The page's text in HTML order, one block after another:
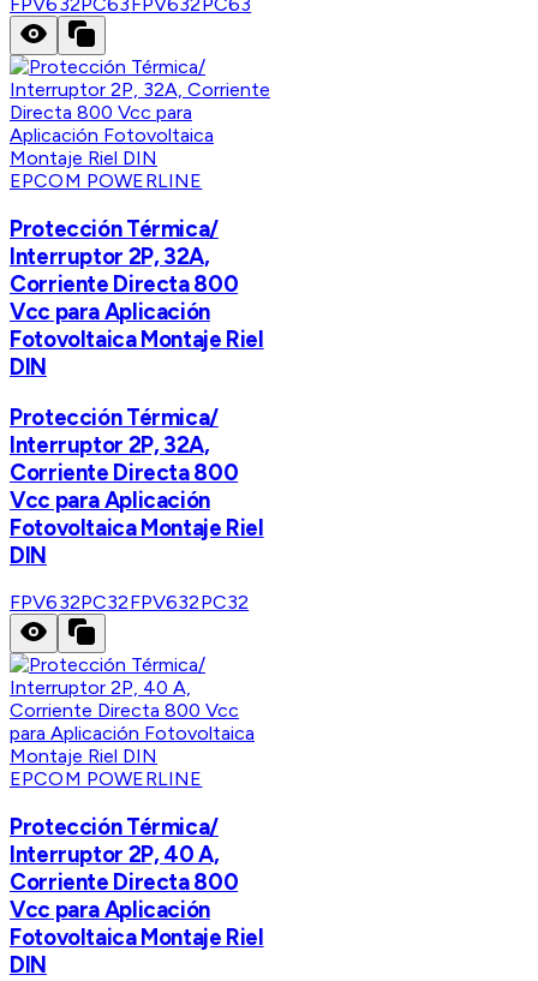
EPCOM POWERLINE
Protección Térmica/
Interruptor 2P, 32A,
Corriente Directa 800
Vcc para Aplicación
Fotovoltaica Montaje Riel
DIN
Protección Térmica/
Interruptor 2P, 32A,
Corriente Directa 800
Vcc para Aplicación
Fotovoltaica Montaje Riel
DIN
FPV632PC32FPV632PC32
EPCOM POWERLINE
Protección Térmica/
Interruptor 2P, 40 A,
Corriente Directa 800
Vcc para Aplicación
Fotovoltaica Montaje Riel
DIN